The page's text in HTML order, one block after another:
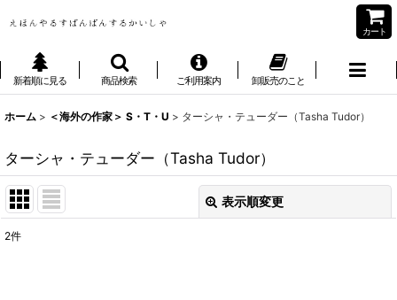
カート
新着順に見る 商品検索 ご利用案内 卸販売のこと
ホーム > ＜海外の作家＞ S・T・U > ターシャ・テューダー（Tasha Tudor）
ターシャ・テューダー（Tasha Tudor）
表示順変更
2件